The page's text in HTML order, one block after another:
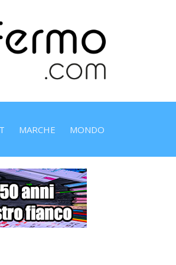
MARCHE MONDO